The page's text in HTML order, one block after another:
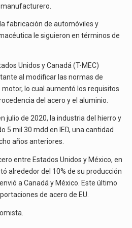
EL
TRIMESTRE
fabricación de automóviles y
le siguieron en términos de
Unidos y Canadá (T-MEC)
al modificar las normas de
lo cual aumentó los requisitos
del acero y el aluminio.
julio de 2020, la industria del hierro y
5 mil 30 mdd en IED, una cantidad
años anteriores.
entre Estados Unidos y México, en
alrededor del 10% de su producción
a Canadá y México. Este último
de acero de EU.